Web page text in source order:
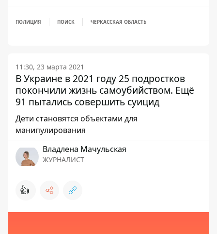
ПОЛИЦИЯ ПОИСК ЧЕРКАССКАЯ ОБЛАСТЬ
11:30, 23 марта 2021
В Украине в 2021 году 25 подростков
покончили жизнь самоубийством. Ещё
91 пытались совершить суицид
Дети становятся объектами для
манипулирования
Владлена Мачульская
ЖУРНАЛИСТ
👍